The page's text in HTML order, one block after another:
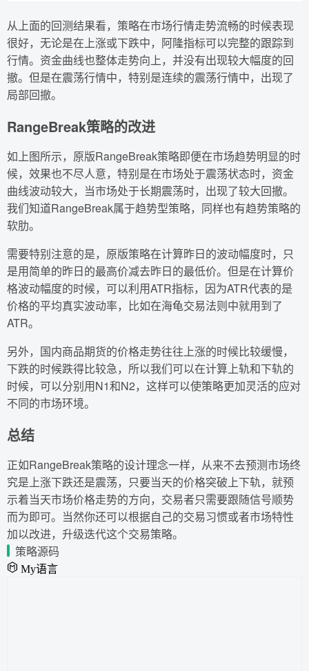
从上面的回测结果看，策略在市场行情走势流畅的时候表现
很好，无论是在上涨或下跌中，阿隆指标可以完整的跟踪到
行情。资金曲线也整体走势向上，并没有出现较大幅度的回
撤。但是在震荡行情中，特别是连续的震荡行情中，出现了
局部回撤。
RangeBreak策略的改进
如上图所示，原版RangeBreak策略即便在市场趋势明显的时
候，效果也不尽人意，特别是在市场处于震荡状态时，资金
曲线波动较大，当市场处于长期震荡时，出现了较大回撤。
我们知道RangeBreak属于趋势型策略，同样也有趋势策略的
软肋。
需要特别注意的是，原版策略在计算昨日的波动幅度时，只
是用简单的昨日的最高价减去昨日的最低价。但是在计算价
格波动幅度的时候，可以利用ATR指标，因为ATR代表的是
价格的平均真实波动率，比如在海龟交易法则中就用到了
ATR。
另外，国内商品期货的价格走势往往上涨的时候比较缓慢，
下跌的时候跌得比较急，所以我们可以在计算上轨和下轨的
时候，可以分别用N1和N2，这样可以使策略更加灵活的应对
不同的市场环境。
总结
正如RangeBreak策略的设计理念一样，从来不去预测市场终
究是上涨下跌还是震荡，只要当天的价格突破上下轨，就预
示着当天市场价格走势的方向，交易者只需要跟随信号顺势
而为即可。当然你还可以根据自己的交易习惯或者市场特性
加以改进，升级迭代这个交易策略。
策略源码
My语言